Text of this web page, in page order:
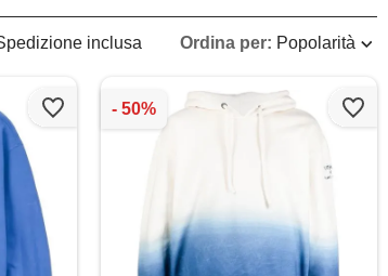
Ordina per: Popolarità
inclusa